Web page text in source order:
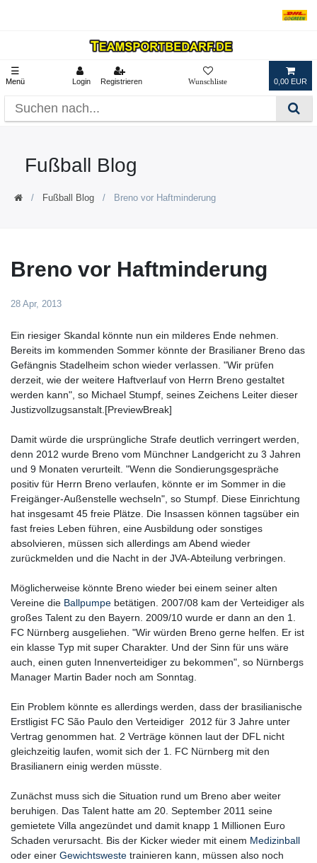
☰
Menü Login Registrieren 0,00 EUR
Fußball Blog
Fußball Blog Breno vor Haftminderung
Breno vor Haftminderung
28 Apr, 2013
Ein riesiger Skandal könnte nun ein milderes Ende nehmen.
Bereits im kommenden Sommer könnte der Brasilianer Breno das
Gefängnis Stadelheim schon wieder verlassen. "Wir prüfen
derzeit, wie der weitere Haftverlauf von Herrn Breno gestaltet
werden kann", so Michael Stumpf, seines Zeichens Leiter dieser
Justizvollzugsanstalt.[PreviewBreak]
Damit würde die ursprüngliche Strafe deutlich verringert werden,
denn 2012 wurde Breno vom Münchner Landgericht zu 3 Jahren
und 9 Monaten verurteilt. "Wenn die Sondierungsgespräche
positiv für Herrn Breno verlaufen, könnte er im Sommer in die
Freigänger-Außenstelle wechseln", so Stumpf. Diese Einrichtung
hat insgesamt 45 freie Plätze. Die Insassen können tagsüber ein
fast freies Leben führen, eine Ausbildung oder sonstiges
absolvieren, müssen sich allerdings am Abend wieder
zurückmelden und die Nacht in der JVA-Abteilung verbringen.
Möglicherweise könnte Breno wieder bei einem seiner alten
Vereine die Ballpumpe betätigen. 2007/08 kam der Verteidiger als
großes Talent zu den Bayern. 2009/10 wurde er dann an den 1.
FC Nürnberg ausgeliehen. "Wir würden Breno gerne helfen. Er ist
ein klasse Typ mit super Charakter. Und der Sinn für uns wäre
auch, einen guten Innenverteidiger zu bekommen", so Nürnbergs
Manager Martin Bader noch am Sonntag.
Ein Problem könnte es allerdings werden, dass der brasilianische
Erstligist FC São Paulo den Verteidiger 2012 für 3 Jahre unter
Vertrag genommen hat. 2 Verträge können laut der DFL nicht
gleichzeitig laufen, womit sich der 1. FC Nürnberg mit den
Brasilianern einig werden müsste.
Zunächst muss sich die Situation rund um Breno aber weiter
beruhigen. Das Talent hatte am 20. September 2011 seine
gemietete Villa angezündet und damit knapp 1 Millionen Euro
Schaden verursacht. Bis der Kicker wieder mit einem Medizinball
oder einer Gewichtsweste trainieren kann, müssen also noch